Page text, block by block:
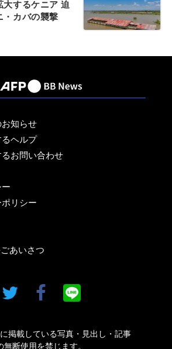
するケニア 迫
・カバの襲撃
知らせ
ヘルプ
お問い合わせ
リシー
あいさつ
掲載している写真・見出し・記事
無断使用を禁じます。